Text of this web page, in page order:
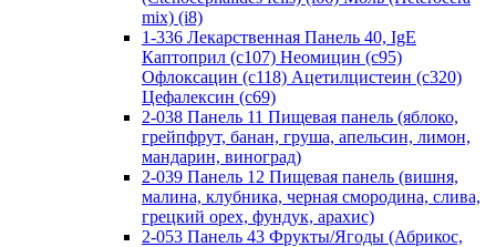
mix) (i8)
1-336 Лекарственная Панель 40, IgE
Каптоприл (с107) Неомицин (c95)
Офлоксацин (с118) Ацетилцистеин (с320)
Цефалексин (с69)
2-038 Панель 11 Пищевая панель (яблоко,
грейпфрут, банан, груша, апельсин, лимон,
мандарин, виноград)
2-039 Панель 12 Пищевая панель (вишня,
малина, клубника, черная смородина, слива,
грецкий орех, фундук, арахис)
2-053 Панель 43 Фрукты/Ягоды (Абрикос,